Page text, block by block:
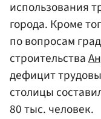
использования
города. Кроме
по вопросам
строительства
дефицит
столицы
80 тыс. человек.